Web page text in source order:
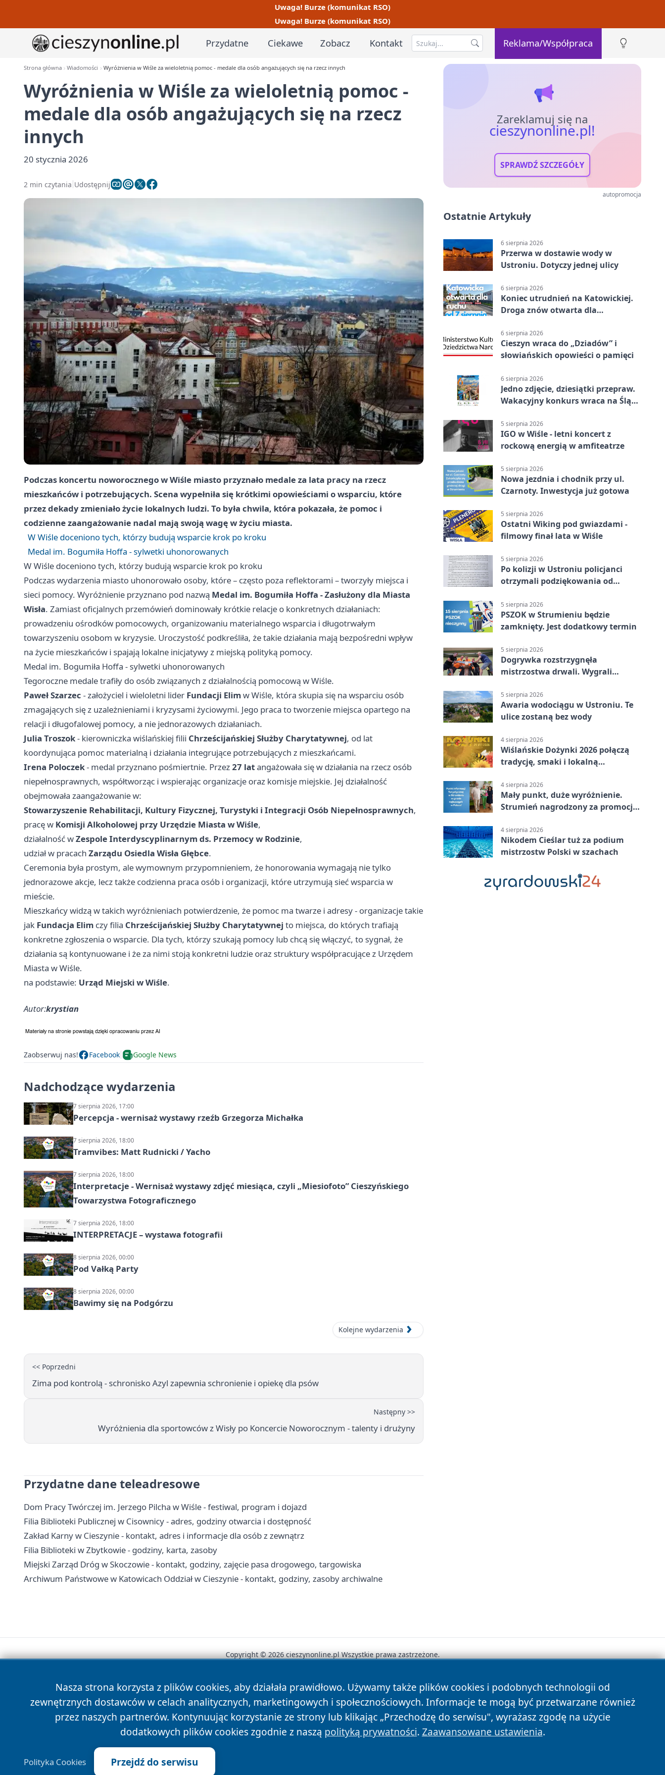
Uwaga! Burze (komunikat RSO)
Uwaga! Burze (komunikat RSO)
Przydatne Ciekawe Zobacz Kontakt Reklama/Współpraca
Strona główna Wiadomości Wyróżnienia w Wiśle za wieloletnią pomoc - medale dla osób angażujących się na rzecz innych
Wyróżnienia w Wiśle za wieloletnią pomoc -
medale dla osób angażujących się na rzecz
innych
20 stycznia 2026
2 min czytania Udostępnij
Podczas koncertu noworocznego w Wiśle miasto przyznało medale za lata pracy na rzecz
mieszkańców i potrzebujących. Scena wypełniła się krótkimi opowieściami o wsparciu, które
przez dekady zmieniało życie lokalnych ludzi. To była chwila, która pokazała, że pomoc i
codzienne zaangażowanie nadal mają swoją wagę w życiu miasta.
W Wiśle doceniono tych, którzy budują wsparcie krok po kroku
Medal im. Bogumiła Hoffa - sylwetki uhonorowanych
W Wiśle doceniono tych, którzy budują wsparcie krok po kroku
Podczas wydarzenia miasto uhonorowało osoby, które – często poza reflektorami – tworzyły miejsca i
sieci pomocy. Wyróżnienie przyznano pod nazwą Medal im. Bogumiła Hoffa - Zasłużony dla Miasta
Wisła. Zamiast oficjalnych przemówień dominowały krótkie relacje o konkretnych działaniach:
prowadzeniu ośrodków pomocowych, organizowaniu materialnego wsparcia i długotrwałym
towarzyszeniu osobom w kryzysie. Uroczystość podkreśliła, że takie działania mają bezpośredni wpływ
na życie mieszkańców i spajają lokalne inicjatywy z miejską polityką pomocy.
Medal im. Bogumiła Hoffa - sylwetki uhonorowanych
Tegoroczne medale trafiły do osób związanych z działalnością pomocową w Wiśle.
Paweł Szarzec - założyciel i wieloletni lider Fundacji Elimw Wiśle, która skupia się na wsparciu osób
zmagających się z uzależnieniami i kryzysami życiowymi. Jego praca to tworzenie miejsca opartego na
relacji i długofalowej pomocy, a nie jednorazowych działaniach.
Julia Troszok- kierowniczka wiślańskiej filii Chrześcijańskiej Służby Charytatywnej, od lat
koordynująca pomoc materialną i działania integrujące potrzebujących z mieszkańcami.
Irena Poloczek- medal przyznano pośmiertnie. Przez27 latangażowała się w działania na rzecz osób
niepełnosprawnych, współtworząc i wspierając organizacje oraz komisje miejskie. Jej działalność
obejmowała zaangażowanie w:
Stowarzyszenie Rehabilitacji, Kultury Fizycznej, Turystyki i Integracji Osób Niepełnosprawnych,
pracę w Komisji Alkoholowej przy Urzędzie Miasta w Wiśle,
działalność wZespole Interdyscyplinarnym ds. Przemocy w Rodzinie,
udział w pracach Zarządu Osiedla Wisła Głębce.
Ceremonia była prostym, ale wymownym przypomnieniem, że honorowania wymagają nie tylko
jednorazowe akcje, lecz także codzienna praca osób i organizacji, które utrzymują sieć wsparcia w
mieście.
Mieszkańcy widzą w takich wyróżnieniach potwierdzenie, że pomoc ma twarze i adresy - organizacje takie
jak Fundacja Elim czy filia Chrześcijańskiej Służby Charytatywnej to miejsca, do których trafiają
konkretne zgłoszenia o wsparcie. Dla tych, którzy szukają pomocy lub chcą się włączyć, to sygnał, że
działania są kontynuowane i że za nimi stoją konkretni ludzie oraz struktury współpracujące z Urzędem
Miasta w Wiśle.
na podstawie: Urząd Miejski w Wiśle.
Autor:krystian
Zaobserwuj nas! Facebook Google News
Nadchodzące wydarzenia
7 sierpnia 2026, 17:00
Percepcja - wernisaż wystawy rzeźb Grzegorza Michałka
7 sierpnia 2026, 18:00
Tramvibes: Matt Rudnicki / Yacho
7 sierpnia 2026, 18:00
Interpretacje - Wernisaż wystawy zdjęć miesiąca, czyli „Miesiofoto” Cieszyńskiego
Towarzystwa Fotograficznego
7 sierpnia 2026, 18:00
INTERPRETACJE – wystawa fotografii
8 sierpnia 2026, 00:00
Pod Vałką Party
8 sierpnia 2026, 00:00
Bawimy się na Podgórzu
Kolejne wydarzenia
<< Poprzedni
Zima pod kontrolą - schronisko Azyl zapewnia schronienie i opiekę dla psów
Następny >>
Wyróżnienia dla sportowców z Wisły po Koncercie Noworocznym - talenty i drużyny
Przydatne dane teleadresowe
Dom Pracy Twórczej im. Jerzego Pilcha w Wiśle - festiwal, program i dojazd
Filia Biblioteki Publicznej w Cisownicy - adres, godziny otwarcia i dostępność
Zakład Karny w Cieszynie - kontakt, adres i informacje dla osób z zewnątrz
Filia Biblioteki w Zbytkowie - godziny, karta, zasoby
Miejski Zarząd Dróg w Skoczowie - kontakt, godziny, zajęcie pasa drogowego, targowiska
Archiwum Państwowe w Katowicach Oddział w Cieszynie - kontakt, godziny, zasoby archiwalne
Zareklamuj się na
cieszynonline.pl!
SPRAWDŹ SZCZEGÓŁY
autopromocja
Ostatnie Artykuły
6 sierpnia 2026
Przerwa w dostawie wody w
Ustroniu. Dotyczy jednej ulicy
6 sierpnia 2026
Koniec utrudnień na Katowickiej.
Droga znów otwarta dla
6 sierpnia 2026
Cieszyn wraca do „Dziadów” i
słowiańskich opowieści o pamięci
6 sierpnia 2026
Jedno zdjęcie, dziesiątki przepraw.
Wakacyjny konkurs wraca na Śląsk
5 sierpnia 2026
IGO w Wiśle - letni koncert z
rockową energią w amfiteatrze
5 sierpnia 2026
Nowa jezdnia i chodnik przy ul.
Czarnoty. Inwestycja już gotowa
5 sierpnia 2026
Ostatni Wiking pod gwiazdami -
filmowy finał lata w Wiśle
5 sierpnia 2026
Po kolizji w Ustroniu policjanci
otrzymali podziękowania od
5 sierpnia 2026
PSZOK w Strumieniu będzie
zamknięty. Jest dodatkowy termin
5 sierpnia 2026
Dogrywka rozstrzygnęła
mistrzostwa drwali. Wygrali
5 sierpnia 2026
Awaria wodociągu w Ustroniu. Te
ulice zostaną bez wody
4 sierpnia 2026
Wiślańskie Dożynki 2026 połączą
tradycję, smaki i lokalną
4 sierpnia 2026
Mały punkt, duże wyróżnienie.
Strumień nagrodzony za promocję
4 sierpnia 2026
Nikodem Cieślar tuż za podium
mistrzostw Polski w szachach
Nasza strona korzysta z plików cookies, aby działała prawidłowo. Używamy także plików cookies i podobnych technologii od
zewnętrznych dostawców w celach analitycznych, marketingowych i społecznościowych. Informacje te mogą być przetwarzane również
przez naszych partnerów. Kontynuując korzystanie ze strony lub klikając „Przechodzę do serwisu", wyrażasz zgodę na użycie
dodatkowych plików cookies zgodnie z naszą polityką prywatności. Zaawansowane ustawienia.
Polityka Cookies Przejdź do serwisu
Copyright © 2026 cieszynonline.pl Wszystkie prawa zastrzeżone.
News Autorzy Polityka Prywatności Polityka Cookies